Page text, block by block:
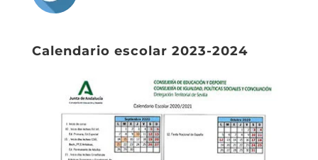
Calendario escolar 2023-2024